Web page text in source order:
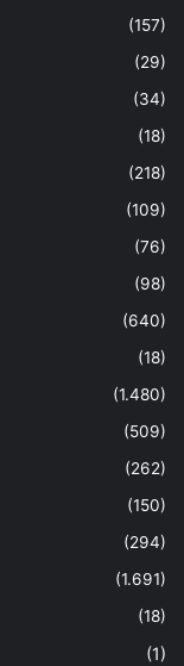
(157)
(29)
(34)
(18)
(218)
(109)
(76)
(98)
(640)
(18)
(1.480)
(509)
(262)
(150)
(294)
(1.691)
(18)
(1)